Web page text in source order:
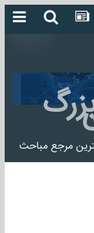
مرجع مباحث